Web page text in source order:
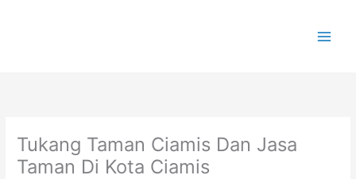
Tukang Taman Ciamis Dan Jasa
Taman Di Kota Ciamis